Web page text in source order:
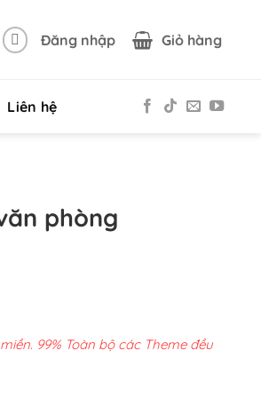
Đăng nhập Giỏ hàng
Liên hệ
phòng
99% Toàn bộ các Theme đều